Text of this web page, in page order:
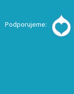
Podporujeme: